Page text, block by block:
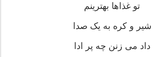
تو غذاها بهترینم
شیر و کره به یک صدا
داد می زنن چه پر ادا